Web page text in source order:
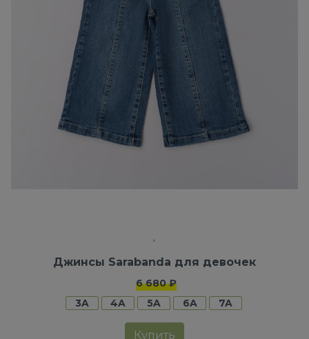
Джинсы Sarabanda для девочек
6 680 ₽
3A
4A 5A 6A 7A
Купить